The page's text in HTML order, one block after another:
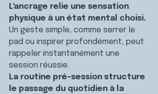
L'ancrage relie une sensation
physique à un état mental choisi.
Un geste simple, comme serrer le
pad ou inspirer profondément, peut
rappeler instantanément une
session réussie.
La routine pré-session structure
le passage du quotidien à la